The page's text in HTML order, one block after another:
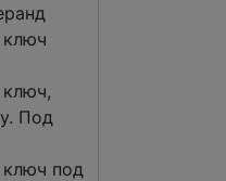
Под
под